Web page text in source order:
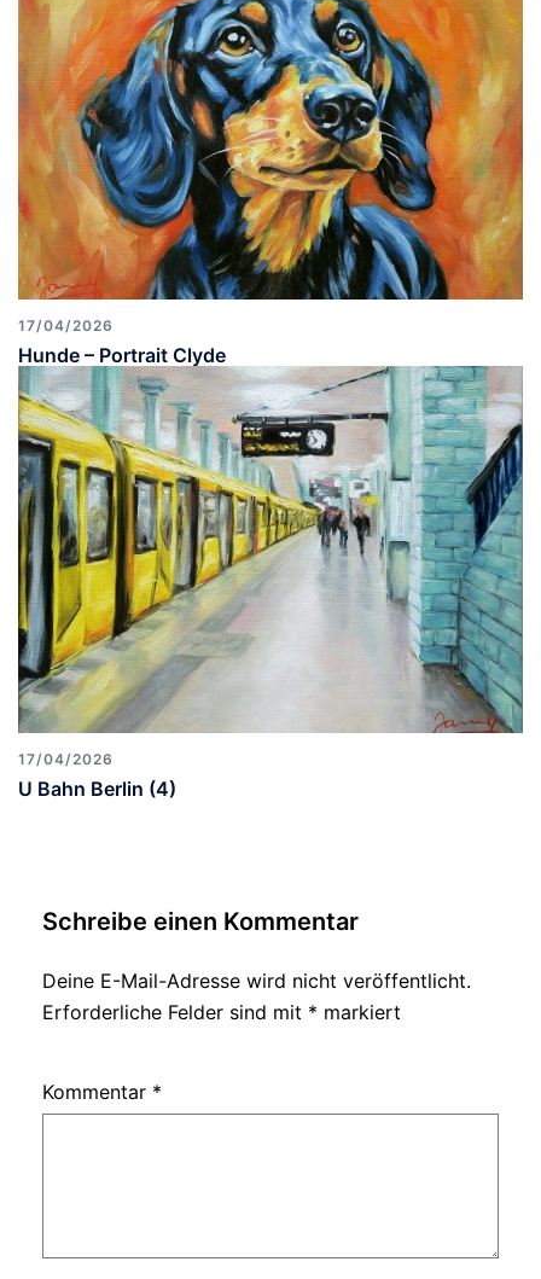
17/04/2026
Hunde – Portrait Clyde
17/04/2026
U Bahn Berlin (4)
Schreibe einen Kommentar
Deine E-Mail-Adresse wird nicht veröffentlicht.
Erforderliche Felder sind mit * markiert
Kommentar *